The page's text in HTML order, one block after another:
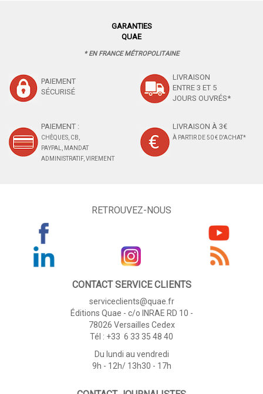
GARANTIES
QUAE
* EN FRANCE MÉTROPOLITAINE
PAIEMENT
SÉCURISÉ
LIVRAISON
ENTRE 3 ET 5
JOURS OUVRÉS*
PAIEMENT :
CHÈQUES, CB,
PAYPAL, MANDAT
ADMINISTRATIF, VIREMENT
LIVRAISON À 3€
À PARTIR DE 50 € D'ACHAT*
RETROUVEZ-NOUS
CONTACT SERVICE CLIENTS
serviceclients@quae.fr
Éditions Quae - c/o INRAE RD 10 -
78026 Versailles Cedex
Tél : +33 6 33 35 48 40
Du lundi au vendredi
9h - 12h/ 13h30 - 17h